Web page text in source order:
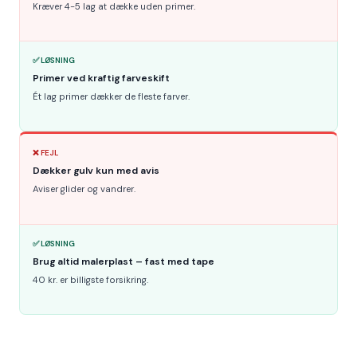
Kræver 4-5 lag at dække uden primer.
✅ LØSNING
Primer ved kraftig farveskift
Ét lag primer dækker de fleste farver.
❌ FEJL
Dækker gulv kun med avis
Aviser glider og vandrer.
✅ LØSNING
Brug altid malerplast – fast med tape
40 kr. er billigste forsikring.